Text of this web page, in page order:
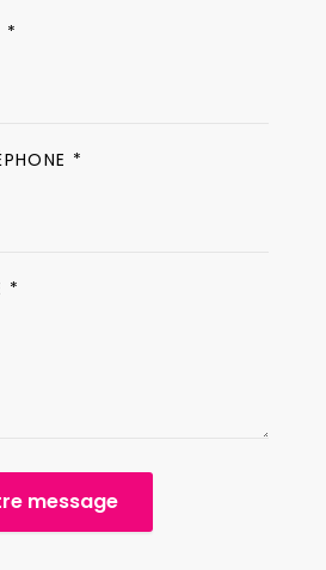
*
*
*
message